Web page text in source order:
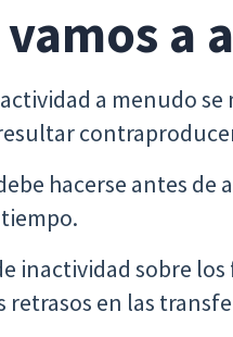
a
a menudo
hacerse antes de
inactividad sobre
retrasos en las